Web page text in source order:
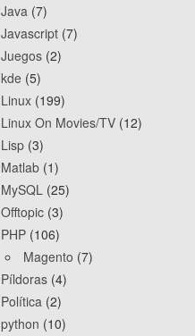
Java (7)
Javascript (7)
Juegos (2)
kde (5)
Linux (199)
Linux On Movies/TV (12)
Lisp (3)
Matlab (1)
MySQL (25)
Offtopic (3)
PHP (106)
Magento (7)
Píldoras (4)
Política (2)
python (10)